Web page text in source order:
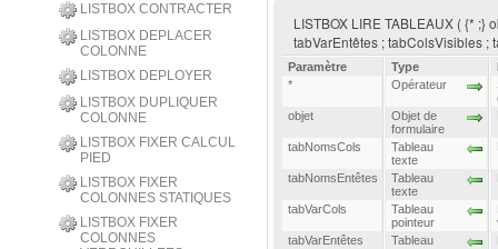
LISTBOX CONTRACTER
LISTBOX DEPLACER
COLONNE
LISTBOX DEPLOYER
LISTBOX DUPLIQUER
COLONNE
LISTBOX FIXER CALCUL
PIED
LISTBOX FIXER
COLONNES STATIQUES
LISTBOX FIXER
COLONNES
LISTBOX LIRE TABLEAUX ( {* ;}
tabVarEntêtes ; tabColsVisibles
Paramètre Type
*
Opérateur
objet
Objet de
formulaire
tabNomsCols
Tableau
texte
tabNomsEntêtes
Tableau
texte
tabVarCols
Tableau
pointeur
tabVarEntêtes
Tableau